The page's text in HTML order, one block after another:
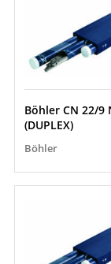
Böhler CN 22/9
(DUPLEX)
Böhler